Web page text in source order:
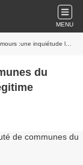
MENU
:une inquiétude légitime
du